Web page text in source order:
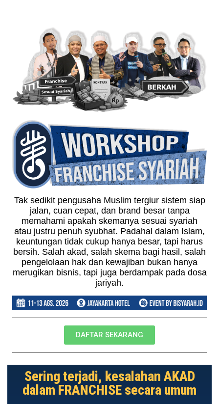
Tak sedikit pengusaha Muslim tergiur sistem siap
jalan, cuan cepat, dan brand besar tanpa
memahami apakah skemanya sesuai syariah
atau justru penuh syubhat. Padahal dalam Islam,
keuntungan tidak cukup hanya besar, tapi harus
bersih. Salah akad, salah skema bagi hasil, salah
pengelolaan hak dan kewajiban bukan hanya
merugikan bisnis, tapi juga berdampak pada dosa
jariyah.
DAFTAR SEKARANG
Sering terjadi, kesalahan AKAD
dalam FRANCHISE secara umum